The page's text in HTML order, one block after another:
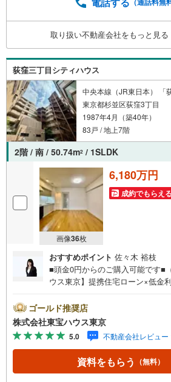
取り扱い不動産会社をもっと見る
荻窪三丁目シティハウス
中央本線（JR東日本） 「
東京都杉並区荻窪3丁目
1987年4月（築40年）
83戸 / 地上7階
2階 / 南 / 50.74m2 / 1SLDK
画像36枚
6,180万円
成約でもらえる
おすすめポイント 佐々木 裕枝
■頭金0円からのご購入可能です■
ウス東京】提携住宅ローン×低金
ayボーナスライトがもらえる「
キャンペーン」の対象になります
学予約をする」ボタンからお問い
ahoo！ JAPAN IDでログインして
ナスライトは出金と譲渡はでき
料のご請求はお気軽にどうぞ♪お
ゴールド推奨店
株式会社東宝ハウス東京
5.0 不動産会社レビュー
資料をもらう （無料）